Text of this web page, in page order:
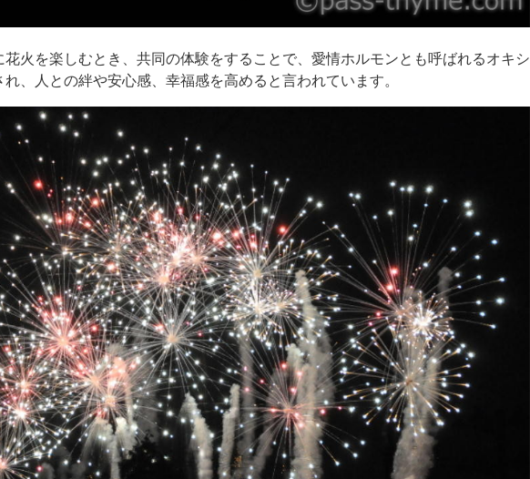
火を楽しむとき、共同の体験をすることで、愛情ホルモンとも呼ばれるオキシ
れ、人との絆や安心感、幸福感を高めると言われています。